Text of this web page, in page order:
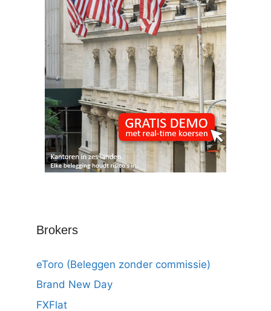
Brokers
eToro (Beleggen zonder commissie)
Brand New Day
FXFlat